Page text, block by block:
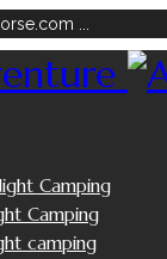
Camping
Camping
camping